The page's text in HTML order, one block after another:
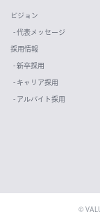
ビジョン
- 代表メッセージ
採用情報
- 新卒採用
- キャリア採用
- アルバイト採用
©